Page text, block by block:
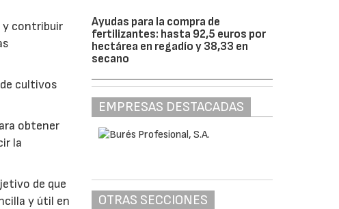
y contribuir
cultivos
obtener
la
de que
y útil en
Ayudas para la compra de
fertilizantes: hasta 92,5 euros por
hectárea en regadío y 38,33 en
secano
EMPRESAS DESTACADAS
OTRAS SECCIONES